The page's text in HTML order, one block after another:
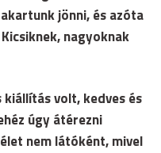
jönni, és azóta
nagyoknak
volt, kedves és
úgy átérezni
nem látóként, mivel